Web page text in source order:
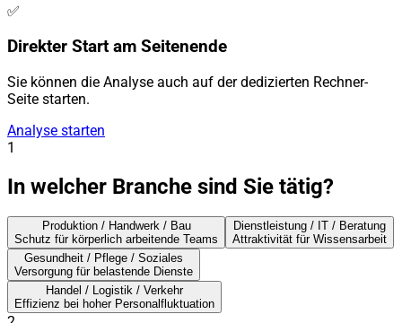
✅
Direkter Start am Seitenende
Sie können die Analyse auch auf der dedizierten Rechner-
Seite starten.
Analyse starten
1
In welcher Branche sind Sie tätig?
Produktion / Handwerk / Bau
Schutz für körperlich arbeitende Teams
Dienstleistung / IT / Beratung
Attraktivität für Wissensarbeit
Gesundheit / Pflege / Soziales
Versorgung für belastende Dienste
Handel / Logistik / Verkehr
Effizienz bei hoher Personalfluktuation